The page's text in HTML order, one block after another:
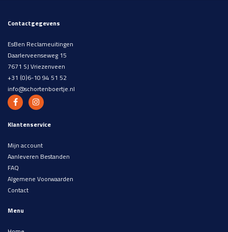
Contactgegevens
EsBen Reclameuitingen
Daarlerveenseweg 15
7671 SJ Vriezenveen
+31 (0)6-10 94 51 52
info@schortenboertje.nl
Klantenservice
Mijn account
Aanleveren Bestanden
FAQ
Algemene Voorwaarden
Contact
Menu